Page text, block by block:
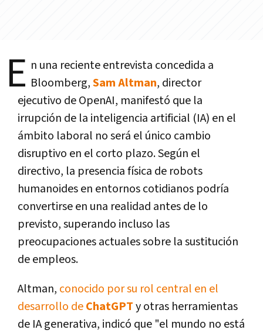
E n una reciente entrevista concedida a
Bloomberg,Sam Altman, director
ejecutivo de OpenAI, manifestó que la
irrupción de la inteligencia artificial (IA) en el
ámbito laboral no será el único cambio
disruptivo en el corto plazo. Según el
directivo, la presencia física de robots
humanoides en entornos cotidianos podría
convertirse en una realidad antes de lo
previsto, superando incluso las
preocupaciones actuales sobre la sustitución
de empleos.
Altman, conocido por su rol central en el
desarrollo deChatGPTy otras herramientas
de IA generativa, indicó que "el mundo no está